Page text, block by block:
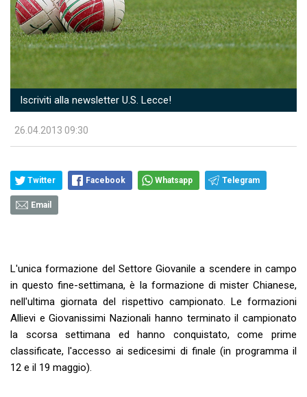
Iscriviti alla newsletter U.S. Lecce!
26.04.2013 09:30
Twitter Facebook Whatsapp Telegram
Email
L'unica formazione del Settore Giovanile a scendere in campo
in questo fine-settimana, è la formazione di mister Chianese,
nell'ultima giornata del rispettivo campionato. Le formazioni
Allievi e Giovanissimi Nazionali hanno terminato il campionato
la scorsa settimana ed hanno conquistato, come prime
classificate, l'accesso ai sedicesimi di finale (in programma il
12 e il 19 maggio).